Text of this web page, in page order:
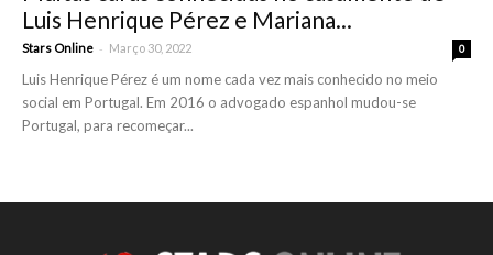
Luis Henrique Pérez e Mariana...
Stars Online - Março 30, 2022 0
Luis Henrique Pérez é um nome cada vez mais conhecido no meio
social em Portugal. Em 2016 o advogado espanhol mudou-se
Portugal, para recomeçar...